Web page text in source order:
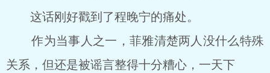
这话刚好戳到了程晚宁的痛处。
作为当事人之一，菲雅清楚两人没什么特殊
关系，但还是被谣言整得十分糟心，一天下